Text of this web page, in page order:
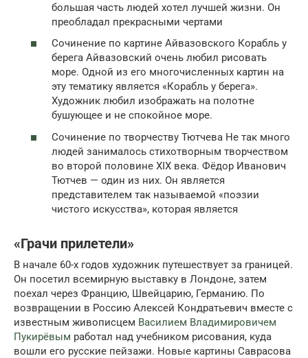
большая часть людей хотел лучшей жизни. Он
преобладал прекрасными чертами
Сочинение по картине Айвазовского Корабль у
берега Айвазовский очень любил рисовать
море. Одной из его многочисленных картин на
эту тематику является «Корабль у берега».
Художник любил изображать на полотне
бушующее и не спокойное море.
Сочинение по творчеству Тютчева Не так много
людей занималось стихотворным творчеством
во второй половине XIX века. Фёдор Иванович
Тютчев — один из них. Он является
представителем так называемой «поэзии
чистого искусства», которая является
«Грачи прилетели»
В начале 60-х годов художник путешествует за границей.
Он посетил всемирную выставку в Лондоне, затем
поехал через Францию, Швейцарию, Германию. По
возвращении в Россию Алексей Кондратьевич вместе с
известным живописцем Василием Владимировичем
Пукирёвым работал над учебником рисования, куда
вошли его русские пейзажи. Новые картины Саврасова